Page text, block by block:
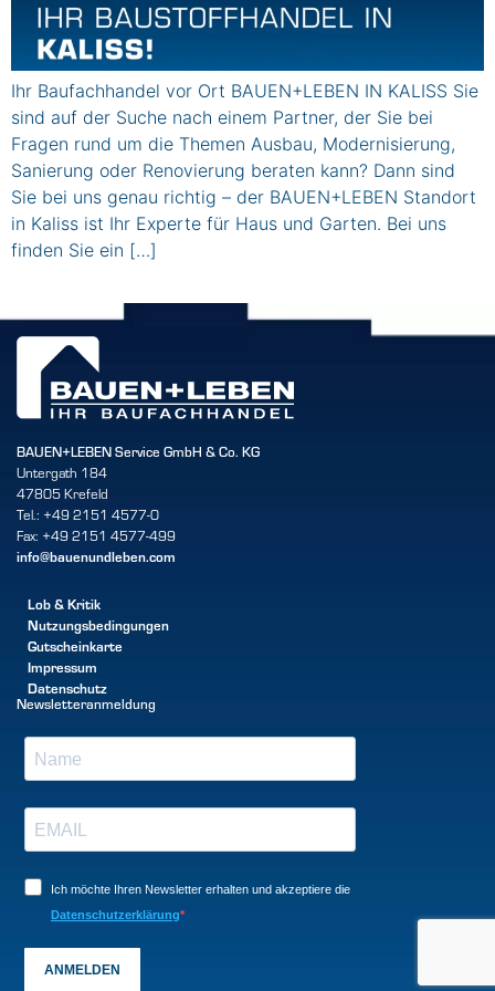
Ihr Baufachhandel vor Ort BAUEN+LEBEN IN KALISS Sie
sind auf der Suche nach einem Partner, der Sie bei
Fragen rund um die Themen Ausbau, Modernisierung,
Sanierung oder Renovierung beraten kann? Dann sind
Sie bei uns genau richtig – der BAUEN+LEBEN Standort
in Kaliss ist Ihr Experte für Haus und Garten. Bei uns
finden Sie ein […]
BAUEN+LEBEN Service GmbH & Co. KG
Untergath 184
47805 Krefeld
Tel.: +49 2151 4577-0
Fax: +49 2151 4577-499
info@bauenundleben.com
Lob & Kritik
Nutzungsbedingungen
Gutscheinkarte
Impressum
Datenschutz
Newsletteranmeldung
Ich möchte Ihren Newsletter erhalten und akzeptiere die
Datenschutzerklärung
ANMELDEN